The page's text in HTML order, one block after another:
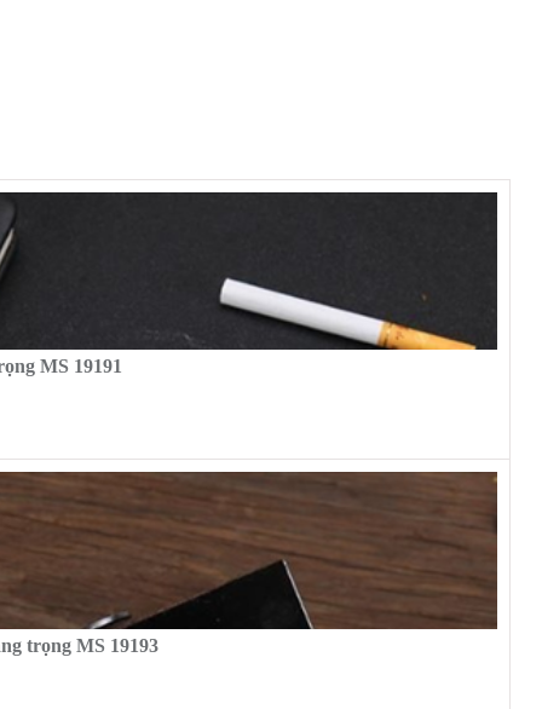
MS 19191
trọng MS 19193